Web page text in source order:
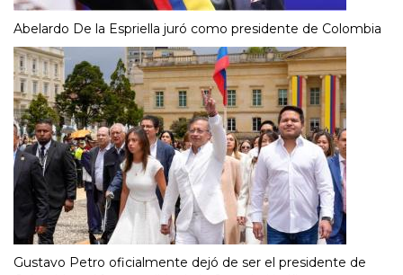
Abelardo De la Espriella juró como presidente de Colombia
Gustavo Petro oficialmente dejó de ser el presidente de